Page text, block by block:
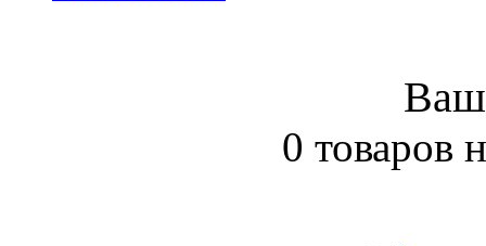
0 товаров